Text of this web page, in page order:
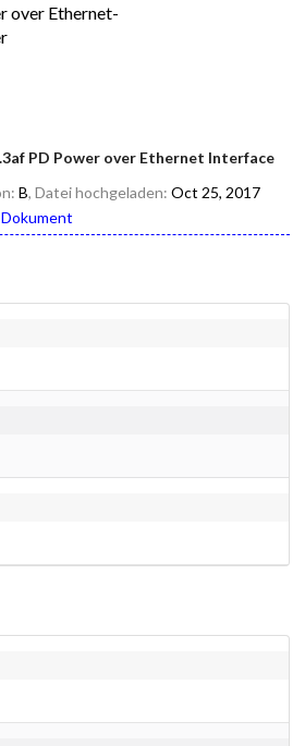
over Ethernet-
PD Power over Ethernet Interface
B, Datei hochgeladen: Oct 25, 2017